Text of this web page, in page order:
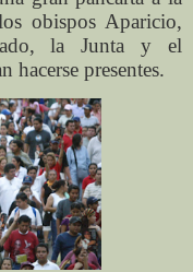
obispos Aparicio,
la Junta y el
hacerse presentes.